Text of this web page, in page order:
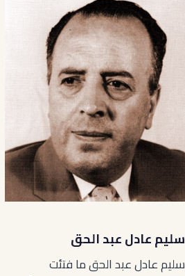
سليم عادل عبد الحق
سليم عادل عبد الحق ما فتئت